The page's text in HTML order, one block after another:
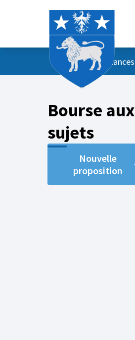
AccueilMenu principal
/ Vos instances
Bourse aux
sujets
Nouvelle
proposition